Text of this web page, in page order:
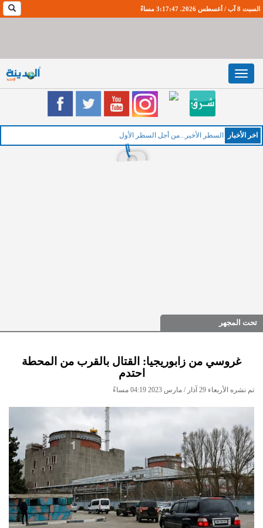
السبت 8 آب / أغسطس 2026. 3:17:48 مساءً
Toggle
navigation
اخر اﻷخبار الخ
تحت المجهر
غروسي من زابوريجيا: القتال بالقرب من المحطة
احتدم
تم نشره الأربعاء 29 آذار / مارس 2023 04:19 مساءً